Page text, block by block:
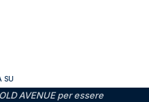
SU
AVENUE per essere